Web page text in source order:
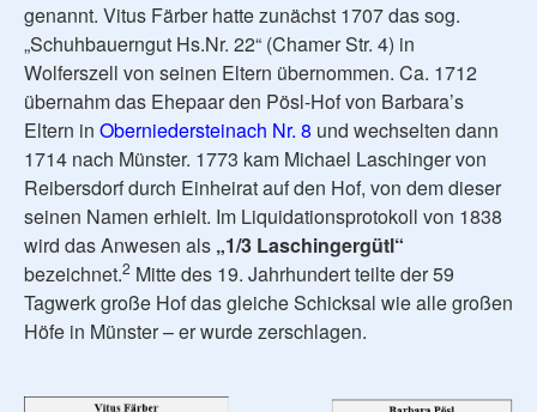
genannt. Vitus Färber hatte zunächst 1707 das sog.
„Schuhbauerngut Hs.Nr. 22“ (Chamer Str. 4) in
Wolferszell von seinen Eltern übernommen. Ca. 1712
übernahm das Ehepaar den Pösl-Hof von Barbara’s
Eltern in Oberniedersteinach Nr. 8 und wechselten dann
1714 nach Münster. 1773 kam Michael Laschinger von
Reibersdorf durch Einheirat auf den Hof, von dem dieser
seinen Namen erhielt. Im Liquidationsprotokoll von 1838
wird das Anwesen als „1/3 Laschingergütl“
bezeichnet.2 Mitte des 19. Jahrhundert teilte der 59
Tagwerk große Hof das gleiche Schicksal wie alle großen
Höfe in Münster – er wurde zerschlagen.